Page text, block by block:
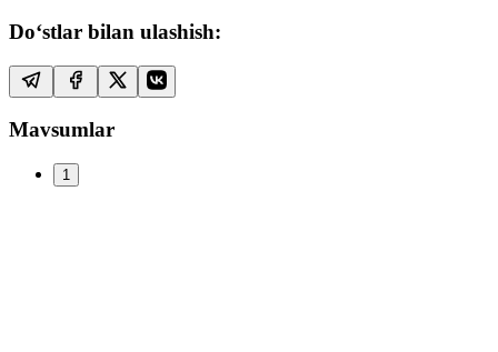
Do‘stlar bilan ulashish:
Mavsumlar
1